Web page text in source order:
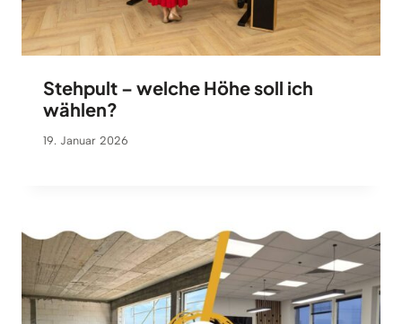
Stehpult – welche Höhe soll ich
wählen?
19. Januar 2026